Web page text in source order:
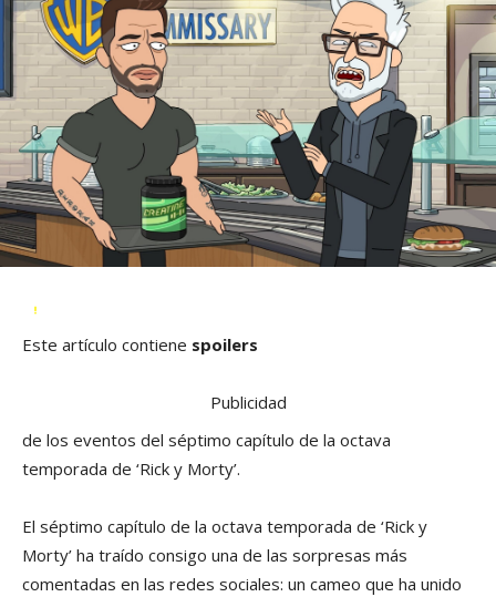
Este artículo contiene spoilers
Publicidad
de los eventos del séptimo capítulo de la octava
temporada de ‘Rick y Morty’.
El séptimo capítulo de la octava temporada de ‘Rick y
Morty’ ha traído consigo una de las sorpresas más
comentadas en las redes sociales: un cameo que ha unido